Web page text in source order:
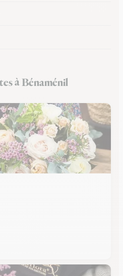
à Bénaménil